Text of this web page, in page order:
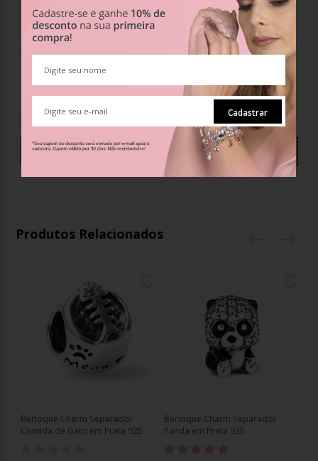
Berloque Charm Pingente Leitão
em Prata 925
até deR$18,00
Comprar
Berloque Charm Separador
s/ juros
Comprar
Produtos Relacionados
Berloque Charm Separador
Comida de Gato em Prata 925
Berloque Charm Separador
Panda em Prata 925
Cadastrar